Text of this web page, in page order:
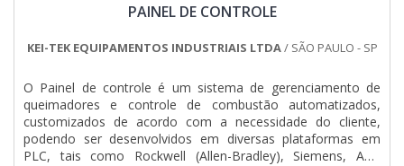
PAINEL DE CONTROLE
KEI-TEK EQUIPAMENTOS INDUSTRIAIS LTDA/ SÃO PAULO - SP
O Painel de controle é um sistema de gerenciamento de
queimadores e controle de combustão automatizados,
customizados de acordo com a necessidade do cliente,
podendo ser desenvolvidos em diversas plataformas em
PLC, tais como Rockwell (Allen-Bradley), Siemens, AEG